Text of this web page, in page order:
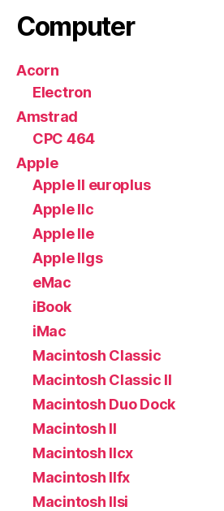
Computer
Acorn
Electron
Amstrad
CPC 464
Apple
Apple II europlus
Apple IIc
Apple IIe
Apple IIgs
eMac
iBook
iMac
Macintosh Classic
Macintosh Classic II
Macintosh Duo Dock
Macintosh II
Macintosh IIcx
Macintosh IIfx
Macintosh IIsi